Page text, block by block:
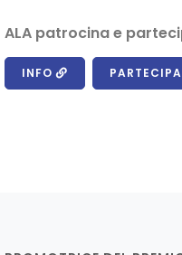
ALA patrocina e
INFO